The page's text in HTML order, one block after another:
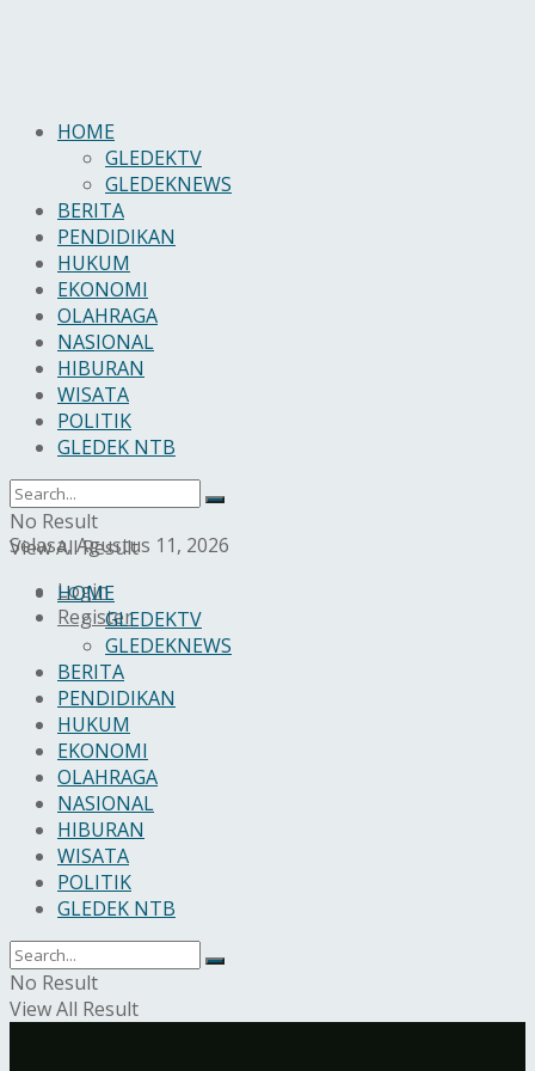
Selasa, Agustus 11, 2026
Login
Register
HOME
GLEDEKTV
GLEDEKNEWS
BERITA
PENDIDIKAN
HUKUM
EKONOMI
OLAHRAGA
NASIONAL
HIBURAN
WISATA
POLITIK
GLEDEK NTB
No Result
View All Result
HOME
GLEDEKTV
GLEDEKNEWS
BERITA
PENDIDIKAN
HUKUM
EKONOMI
OLAHRAGA
NASIONAL
HIBURAN
WISATA
POLITIK
GLEDEK NTB
No Result
View All Result